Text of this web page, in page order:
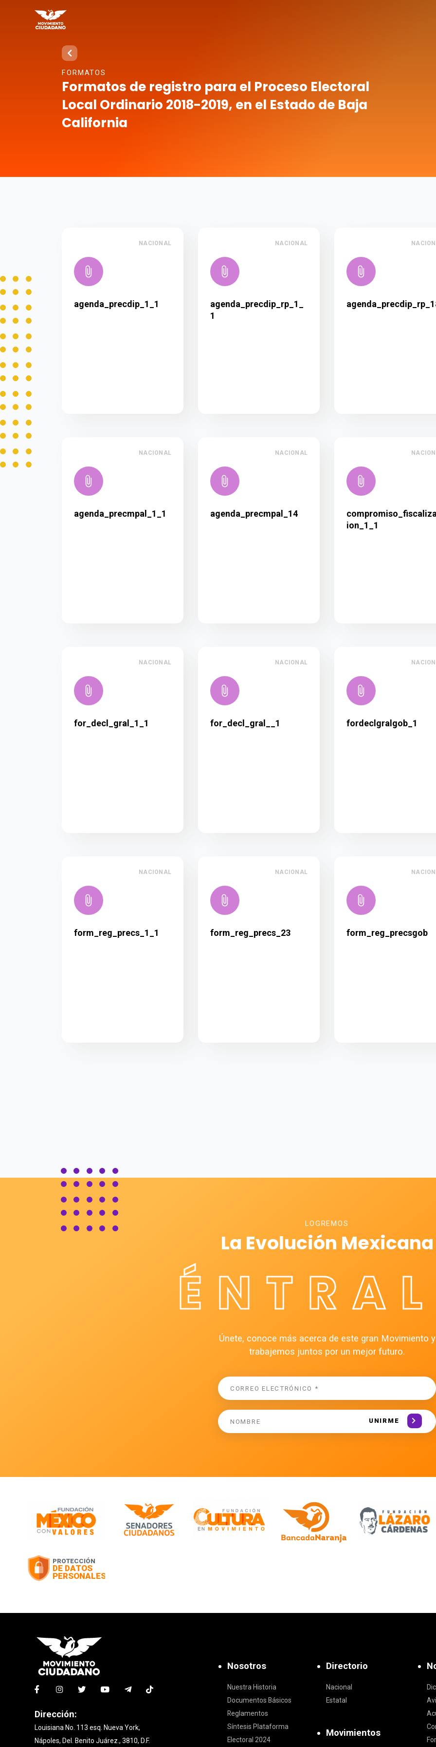
FORMATOS
Formatos de registro para el Proceso Electoral
Local Ordinario 2018-2019, en el Estado de Baja
California
NACIONAL
agenda_precdip_1_1
NACIONAL
agenda_precdip_rp_1_
1
NACIONAL
agenda_precmpal_1_1
NACIONAL
agenda_precmpal_14
ion_1_1
NACIONAL
for_decl_gral_1_1
NACIONAL
for_decl_gral__1 fordeclgralgob_1
NACIONAL
form_reg_precs_1_1
NACIONAL
form_reg_precs_23 form_reg_precsgob
LOGREMOS
La Evolución Mexicana
Únete, conoce más acerca de este gran Movimiento y
trabajemos juntos por un mejor futuro.
UNIRME
Dirección:
Louisiana No. 113 esq. Nueva York,
Nápoles, Del. Benito Juárez., 3810, D.F.
Nosotros
Nuestra Historia
Documentos Básicos
Reglamentos
Síntesis Plataforma
Electoral 2024
Directorio
Nacional
Estatal
Movimientos